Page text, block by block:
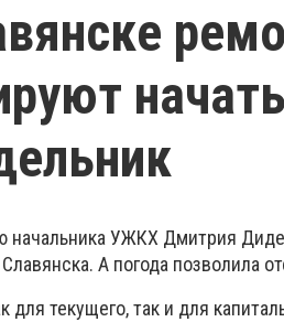
УЖКХ Дмитрия
А погода позволила
для текущего, так и для